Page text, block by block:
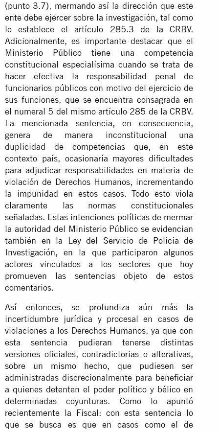
(punto 3.7), mermando así la dirección que este
ente debe ejercer sobre la investigación, tal como
lo establece el artículo 285.3 de la CRBV.
Adicionalmente, es importante destacar que el
Ministerio Público tiene una competencia
constitucional especialísima cuando se trata de
hacer efectiva la responsabilidad penal de
funcionarios públicos con motivo del ejercicio de
sus funciones, que se encuentra consagrada en
el numeral 5 del mismo artículo 285 de la CRBV.
La mencionada sentencia, en consecuencia,
genera de manera inconstitucional una
duplicidad de competencias que, en este
contexto país, ocasionaría mayores dificultades
para adjudicar responsabilidades en materia de
violación de Derechos Humanos, incrementando
la impunidad en estos casos. Todo esto viola
claramente las normas constitucionales
señaladas. Estas intenciones políticas de mermar
la autoridad del Ministerio Público se evidencian
también en la
Ley del Servicio de Policía de
Investigación, en la que participaron algunos
actores vinculados a los sectores que hoy
promueven las sentencias objeto de estos
comentarios.
Así entonces, se profundiza aún más la
incertidumbre jurídica y procesal en casos de
violaciones a los Derechos Humanos, ya que con
esta sentencia pudieran tenerse distintas
versiones oficiales, contradictorias oalterativas,
sobre un mismo hecho, que pudiesen ser
administradas discrecionalmente para beneficiar
a quienes detenten el poder político y bélico en
determinadas coyunturas. Como lo apuntó
recientemente la Fiscal: con esta sentencia lo
que se busca es que en casos como el de